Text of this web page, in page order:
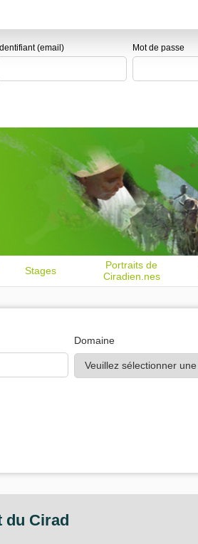
Identifiant (email) Mot de passe
Stages
Portraits de
Ciradien.nes
Domaine
du Cirad